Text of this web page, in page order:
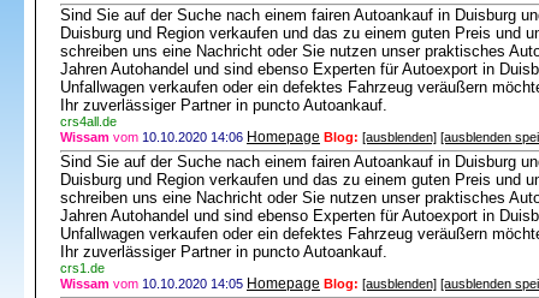
Sind Sie auf der Suche nach einem fairen Autoankauf in Duisburg
Duisburg und Region verkaufen und das zu einem guten Preis und
schreiben uns eine Nachricht oder Sie nutzen unser praktisches
Jahren Autohandel und sind ebenso Experten für Autoexport in
Unfallwagen verkaufen oder ein defektes Fahrzeug veräußern
Ihr zuverlässiger Partner in puncto Autoankauf.
crs4all.de
Wissam vom 10.10.2020 14:06 Homepage Blog: [ausblenden] [ausblenden
Sind Sie auf der Suche nach einem fairen Autoankauf in Duisburg
Duisburg und Region verkaufen und das zu einem guten Preis und
schreiben uns eine Nachricht oder Sie nutzen unser praktisches
Jahren Autohandel und sind ebenso Experten für Autoexport in
Unfallwagen verkaufen oder ein defektes Fahrzeug veräußern
Ihr zuverlässiger Partner in puncto Autoankauf.
crs1.de
Wissam vom 10.10.2020 14:05 Homepage Blog: [ausblenden] [ausblenden